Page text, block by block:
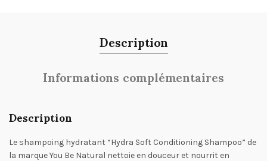
Description
Informations complémentaires
Description
Le shampoing hydratant “Hydra Soft Conditioning Shampoo” de
la marque You Be Natural nettoie en douceur et nourrit en